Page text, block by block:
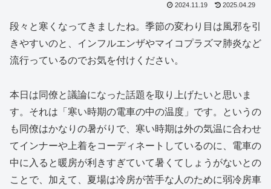
2024.11.19 2025.04.29
段々と寒くなってきましたね。季節の変わり目は風邪を引
きやすいのと、インフルエンザやマイコプラズマ肺炎など
流行っているのでお気を付けください。
本日は同僚と議論になった話題を取り上げたいと思いま
す。それは「寒い時期の電車の中の温度」です。というの
も同僚はかなりの暑がりで、寒い時期は外の気温に合わせ
てインナーや上着をコーディネートしているのに、電車の
中に入ると暖房が利きすぎていて暑くてしょうがないとの
ことで、加えて、夏場は冷房が苦手な人のために弱冷房車